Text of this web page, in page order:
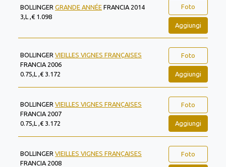
BOLLINGER GRANDE ANNÉE FRANCIA 2014
3,L ,€ 1.098
Foto
Aggiungi
BOLLINGER VIEILLES VIGNES FRANÇAISES
FRANCIA 2006
0.75,L ,€ 3.172
Foto
Aggiungi
BOLLINGER VIEILLES VIGNES FRANÇAISES
FRANCIA 2007
0.75,L ,€ 3.172
Foto
Aggiungi
BOLLINGER VIEILLES VIGNES FRANÇAISES
FRANCIA 2008
Foto